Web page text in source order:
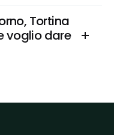
Tortina
voglio dare